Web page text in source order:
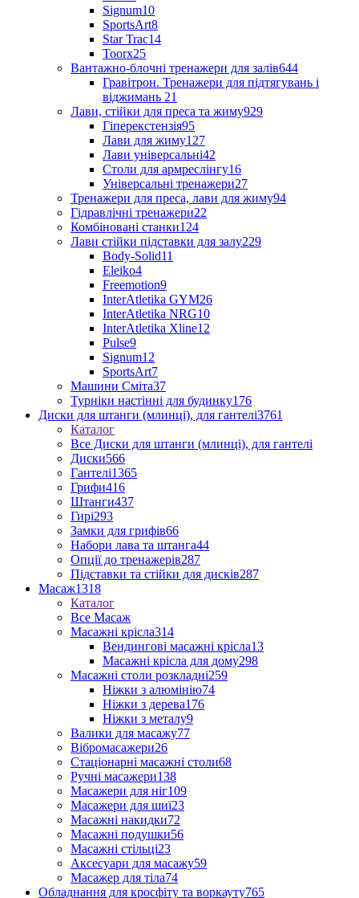
Signum10
SportsArt8
Star Trac14
Toorx25
Вантажно-блочні тренажери для залів644
Гравітрон. Тренажери для підтягувань і
віджимань 21
Лави, стійки для преса та жиму929
Гіперекстензія95
Лави для жиму127
Лави універсальні42
Столи для армреслінгу16
Універсальні тренажери27
Тренажери для преса, лави для жиму94
Гідравлічні тренажери22
Комбіновані станки124
Лави стійки підставки для залу229
Body-Solid11
Eleiko4
Freemotion9
InterAtletika GYM26
InterAtletika NRG10
InterAtletika Xline12
Pulse9
Signum12
SportsArt7
Машини Сміта37
Турніки настінні для будинку176
Диски для штанги (млинці), для гантелі3761
Каталог
Все Диски для штанги (млинці), для гантелі
Диски566
Гантелі1365
Грифи416
Штанги437
Гирі293
Замки для грифів66
Набори лава та штанга44
Опції до тренажерів287
Підставки та стійки для дисків287
Масаж1318
Каталог
Все Масаж
Масажні крісла314
Вендингові масажні крісла13
Масажні крісла для дому298
Масажні столи розкладні259
Ніжки з алюмінію74
Ніжки з дерева176
Ніжки з металу9
Валики для масажу77
Вібромасажери26
Стаціонарні масажні столи68
Ручні масажери138
Масажери для ніг109
Масажери для шиї23
Масажні накидки72
Масажні подушки56
Масажні стільці23
Аксесуари для масажу59
Масажер для тіла74
Обладнання для кросфіту та воркауту765